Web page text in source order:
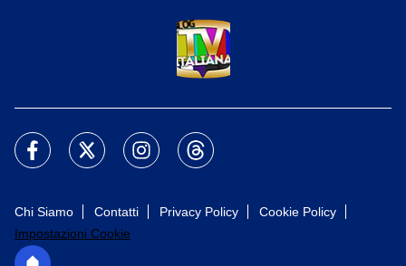
Chi Siamo Contatti Privacy Policy
Cookie Policy
Impostazioni Cookie